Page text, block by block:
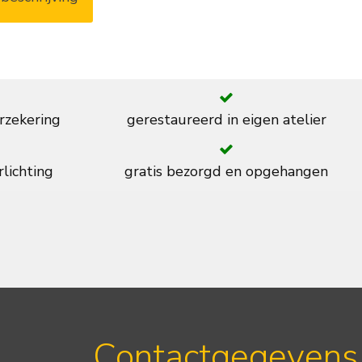
gerestaureerd in eigen atelier
gratis bezorgd en opgehangen